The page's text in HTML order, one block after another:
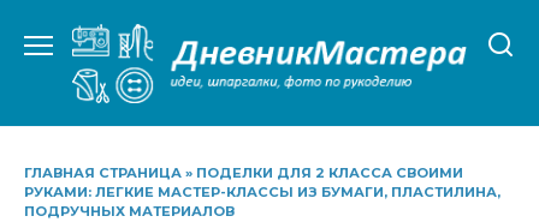
содержанию
ГЛАВНАЯ СТРАНИЦА » ПОДЕЛКИ ДЛЯ 2 КЛАССА СВОИМИ
РУКАМИ: ЛЕГКИЕ МАСТЕР-КЛАССЫ ИЗ БУМАГИ, ПЛАСТИЛИНА,
ПОДРУЧНЫХ МАТЕРИАЛОВ